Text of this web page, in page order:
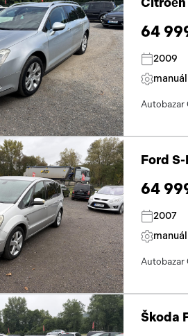
64
2009
Autobazar
Ford
64
2007
Autobazar
Škoda